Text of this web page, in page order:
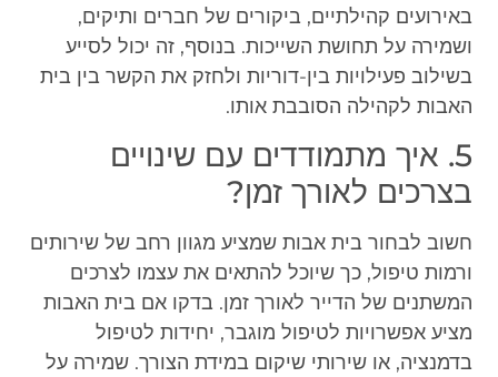
באירועים קהילתיים, ביקורים של חברים ותיקים,
ושמירה על תחושת השייכות. בנוסף, זה יכול לסייע
בשילוב פעילויות בין-דוריות ולחזק את הקשר בין בית
האבות לקהילה הסובבת אותו.
5. איך מתמודדים עם שינויים
בצרכים לאורך זמן?
חשוב לבחור בית אבות שמציע מגוון רחב של שירותים
ורמות טיפול, כך שיוכל להתאים את עצמו לצרכים
המשתנים של הדייר לאורך זמן. בדקו אם בית האבות
מציע אפשרויות לטיפול מוגבר, יחידות לטיפול
בדמנציה, או שירותי שיקום במידת הצורך. שמירה על